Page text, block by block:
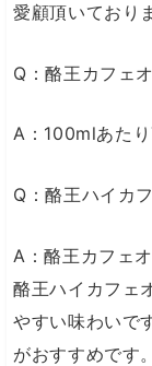
愛顧頂いており
Q：酪王カフェ
A：100mlあた
Q：酪王ハイカ
A：酪王カフェ
酪王ハイカフェ
やすい味わいで
がおすすめです。